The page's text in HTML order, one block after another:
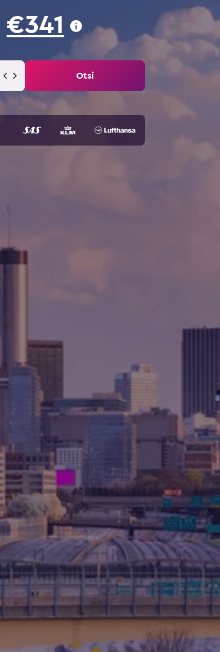
€341
Otsi